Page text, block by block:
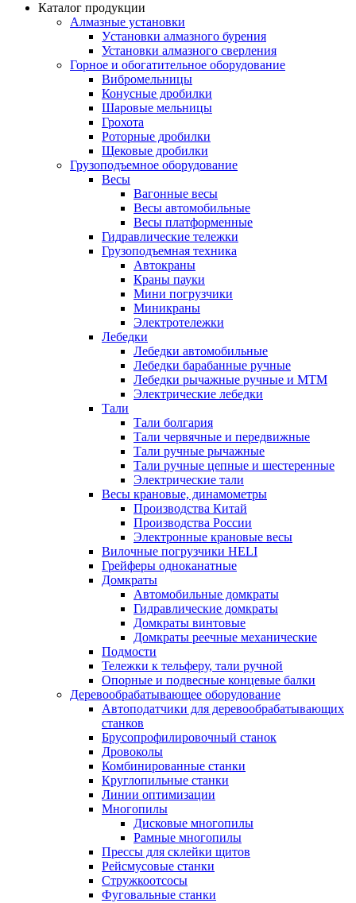
Каталог продукции
Алмазные установки
Уcтановки алмазного бурения
Установки алмазного сверления
Горное и обогатительное оборудование
Вибромельницы
Конусные дробилки
Шаровые мельницы
Грохота
Роторные дробилки
Щековые дробилки
Грузоподъемное оборудование
Весы
Вагонные весы
Весы автомобильные
Весы платформенные
Гидравлические тележки
Грузоподъемная техника
Автокраны
Краны пауки
Мини погрузчики
Миникраны
Электротележки
Лебедки
Лебедки автомобильные
Лебедки барабанные ручные
Лебедки рычажные ручные и МТМ
Электрические лебедки
Тали
Тали болгария
Тали червячные и передвижные
Тали ручные рычажные
Тали ручные цепные и шестеренные
Электрические тали
Весы крановые, динамометры
Производства Китай
Производства России
Электронные крановые весы
Вилочные погрузчики HELI
Грейферы одноканатные
Домкраты
Автомобильные домкраты
Гидравлические домкраты
Домкраты винтовые
Домкраты реечные механические
Подмости
Тележки к тельферу, тали ручной
Опорные и подвесные концевые балки
Деревообрабатывающее оборудование
Автоподатчики для деревообрабатывающих
станков
Брусопрофилировочный станок
Дровоколы
Комбинированные станки
Круглопильные станки
Линии оптимизации
Многопилы
Дисковые многопилы
Рамные многопилы
Прессы для склейки щитов
Рейсмусовые станки
Стружкоотсосы
Фуговальные станки